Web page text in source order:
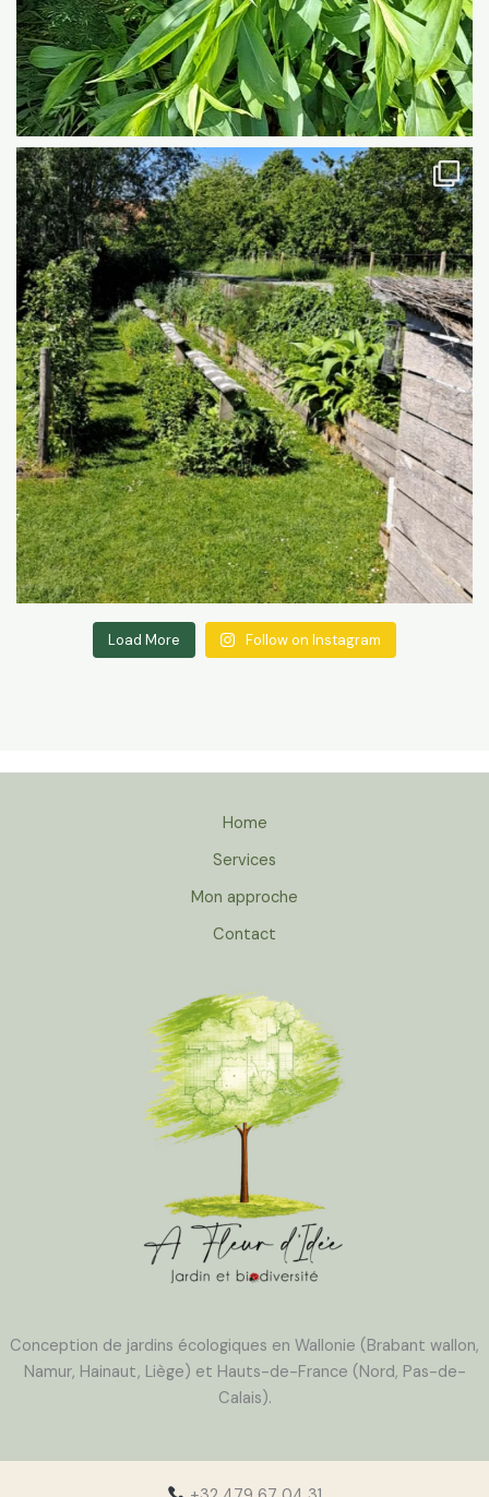
Load More Follow on Instagram
Home
Services
Mon approche
Contact
Conception de jardins écologiques en Wallonie (Brabant wallon,
Namur, Hainaut, Liège) et Hauts-de-France (Nord, Pas-de-
Calais).